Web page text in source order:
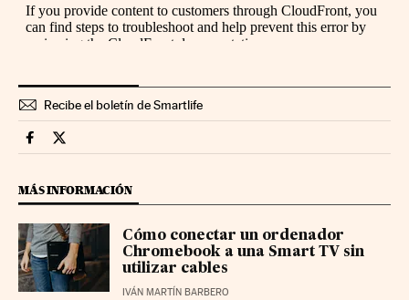
Recibe el boletín de Smartlife
Smartlife Cinco Días en Facebook
Smartlife Cinco Días en Twitter
MÁS INFORMACIÓN
Cómo conectar un ordenador
Chromebook a una Smart TV sin
utilizar cables
IVÁN MARTÍN BARBERO